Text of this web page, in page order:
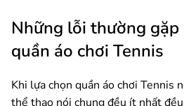
Những lỗi thường gặp
quần áo chơi Tennis
Khi lựa chọn quần áo chơi Tennis
thể thao nói chung đều ít nhất